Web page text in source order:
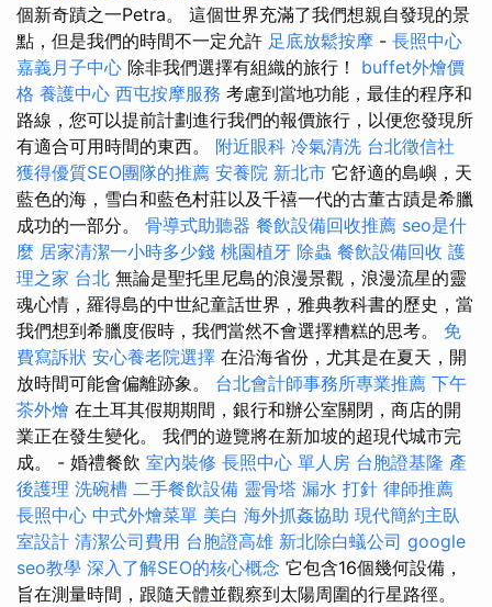
個新奇蹟之一Petra。 這個世界充滿了我們想親自發現的景
點，但是我們的時間不一定允許 足底放鬆按摩 - 長照中心
嘉義月子中心 除非我們選擇有組織的旅行！ buffet外燴價
格 養護中心 西屯按摩服務 考慮到當地功能，最佳的程序和
路線，您可以提前計劃進行我們的報價旅行，以便您發現所
有適合可用時間的東西。 附近眼科 冷氣清洗 台北徵信社
獲得優質SEO團隊的推薦 安養院 新北市 它舒適的島嶼，天
藍色的海，雪白和藍色村莊以及千禧一代的古董古蹟是希臘
成功的一部分。 骨導式助聽器 餐飲設備回收推薦 seo是什
麼 居家清潔一小時多少錢 桃園植牙 除蟲 餐飲設備回收 護
理之家 台北 無論是聖托里尼島的浪漫景觀，浪漫流星的靈
魂心情，羅得島的中世紀童話世界，雅典教科書的歷史，當
我們想到希臘度假時，我們當然不會選擇糟糕的思考。 免
費寫訴狀 安心養老院選擇 在沿海省份，尤其是在夏天，開
放時間可能會偏離跡象。 台北會計師事務所專業推薦 下午
茶外燴 在土耳其假期期間，銀行和辦公室關閉，商店的開
業正在發生變化。 我們的遊覽將在新加坡的超現代城市完
成。 - 婚禮餐飲 室內裝修 長照中心 單人房 台胞證基隆 產
後護理 洗碗槽 二手餐飲設備 靈骨塔 漏水 打針 律師推薦
長照中心 中式外燴菜單 美白 海外抓姦協助 現代簡約主臥
室設計 清潔公司費用 台胞證高雄 新北除白蟻公司 google
seo教學 深入了解SEO的核心概念 它包含16個幾何設備，
旨在測量時間，跟隨天體並觀察到太陽周圍的行星路徑。